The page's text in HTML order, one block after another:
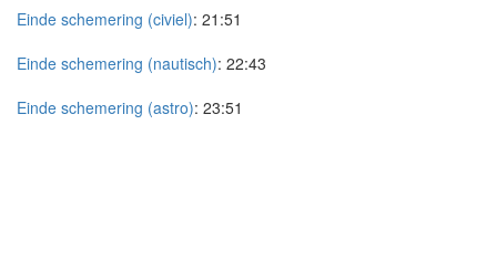
Einde schemering (civiel): 21:51
Einde schemering (nautisch): 22:43
Einde schemering (astro): 23:51